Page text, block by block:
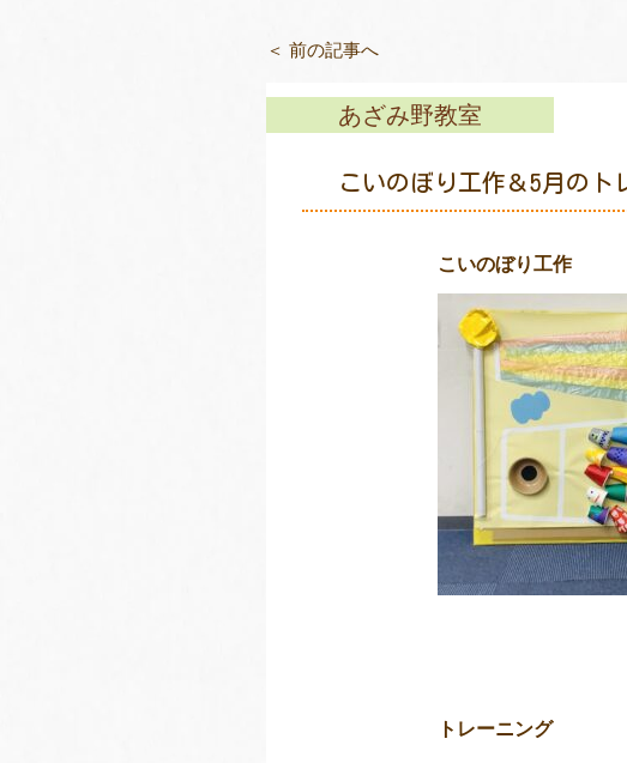
＜ 前の記事へ
あざみ野教室
こいのぼり工作＆5月のト
こいのぼり工作
トレーニング